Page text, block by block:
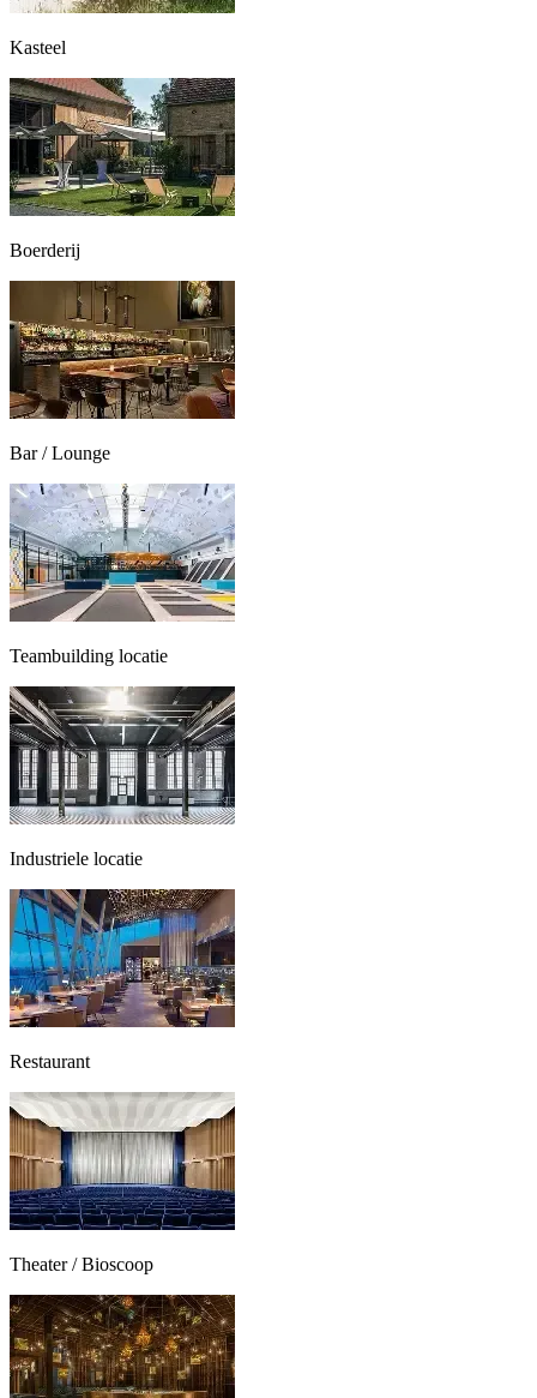
Kasteel
Boerderij
Bar / Lounge
Teambuilding locatie
Industriele locatie
Restaurant
Theater / Bioscoop